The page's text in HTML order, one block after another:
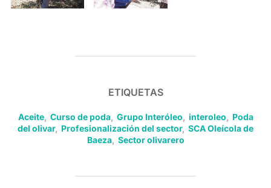
ETIQUETAS
Aceite, Curso de poda, Grupo Interóleo interoleo
Poda
del olivar, Profesionalización del sector, SCA Oleícola de
Baeza, Sector olivarero